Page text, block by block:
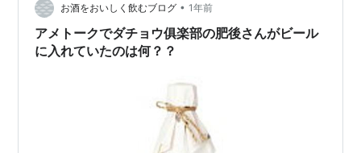
お酒をおいしく飲むブログ • 1年前
アメトークでダチョウ俱楽部の肥後さんがビール
に入れていたのは何？？